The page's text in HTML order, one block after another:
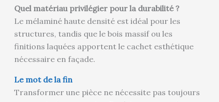
Quel matériau privilégier pour la durabilité ?
Le mélaminé haute densité est idéal pour les
structures, tandis que le bois massif ou les
finitions laquées apportent le cachet esthétique
nécessaire en façade.
Le mot de la fin
Transformer une pièce ne nécessite pas toujours